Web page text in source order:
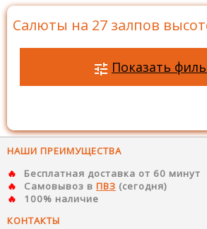
Салюты на 27 залпов
Показать
НАШИ ПРЕИМУЩЕСТВА
Бесплатная доставка от 60 минут
Самовывоз в ПВЗ (сегодня)
100% наличие
КОНТАКТЫ